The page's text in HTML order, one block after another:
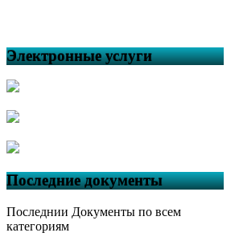
Электронные услуги
Последние документы
Последнии Документы по всем
категориям